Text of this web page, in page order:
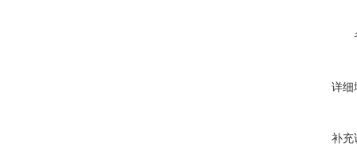
详细
补充